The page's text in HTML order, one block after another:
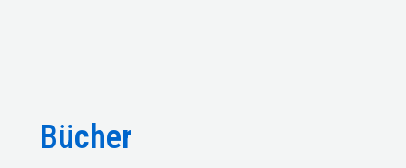
Bücher